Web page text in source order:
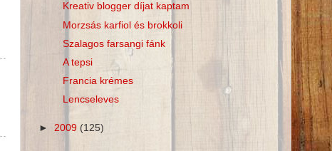
Kreativ blogger díjat kaptam
Morzsás karfiol és brokkoli
Szalagos farsangi fánk
A tepsi
Francia krémes
Lencseleves
► 2009 (125)